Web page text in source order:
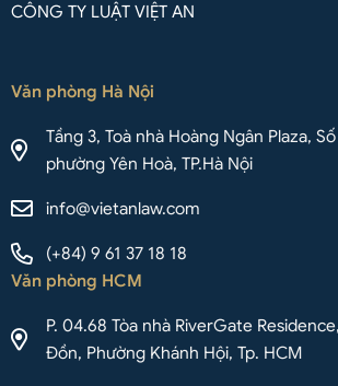
CÔNG TY LUẬT VIỆT AN
Văn phòng Hà Nội
Tầng 3, Toà nhà Hoàng Ngân Plaza,
phường Yên Hoà, TP.Hà Nội
info@vietanlaw.com
(+84) 9 61 37 18 18
Văn phòng HCM
P. 04.68 Tòa nhà RiverGate
Đồn, Phường Khánh Hội, Tp. HCM